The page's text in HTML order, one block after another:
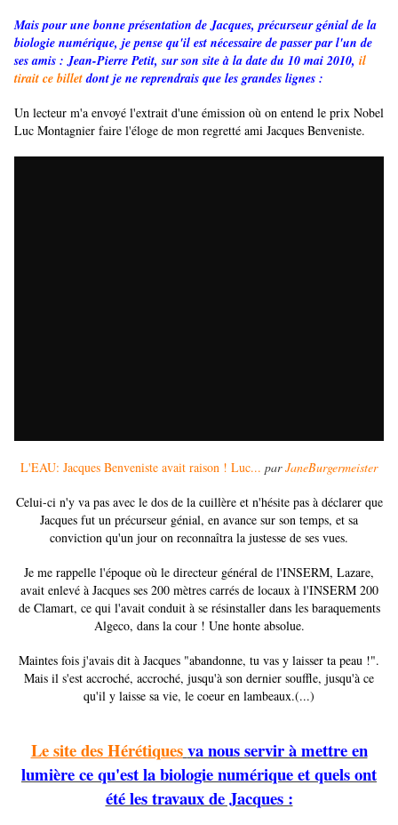
Mais pour une bonne présentation de Jacques, précurseur génial de la
biologie numérique, je pense qu'il est nécessaire de passer par l'un de
ses amis : Jean-Pierre Petit, sur son site à la date du 10 mai 2010, il
tirait ce billetdont je ne reprendrais que les grandes lignes :
Un lecteur m'a envoyé l'extrait d'une émission où on entend le prix Nobel
Luc Montagnier faire l'éloge de mon regretté ami Jacques Benveniste.
L'EAU: Jacques Benveniste avait raison ! Luc... parJaneBurgermeister
Celui-ci n'y va pas avec le dos de la cuillère et n'hésite pas à déclarer que
Jacques fut un précurseur génial, en avance sur son temps, et sa
conviction qu'un jour on reconnaîtra la justesse de ses vues.
Je me rappelle l'époque où le directeur général de l'INSERM, Lazare,
avait enlevé à Jacques ses 200 mètres carrés de locaux à l'INSERM 200
de Clamart, ce qui l'avait conduit à se résinstaller dans les baraquements
Algeco, dans la cour ! Une honte absolue.
Maintes fois j'avais dit à Jacques "abandonne, tu vas y laisser ta peau !".
Mais il s'est accroché, accroché, jusqu'à son dernier souffle, jusqu'à ce
qu'il y laisse sa vie, le coeur en lambeaux.(...)
Le site des Hérétiques va nous servir à mettre en
lumière ce qu'est la biologie numérique et quels ont
été les travaux de Jacques :